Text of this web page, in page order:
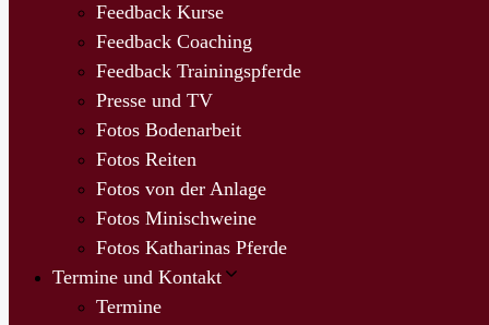
Feedback Kurse
Feedback Coaching
Feedback Trainingspferde
Presse und TV
Fotos Bodenarbeit
Fotos Reiten
Fotos von der Anlage
Fotos Minischweine
Fotos Katharinas Pferde
Termine und Kontakt
Termine